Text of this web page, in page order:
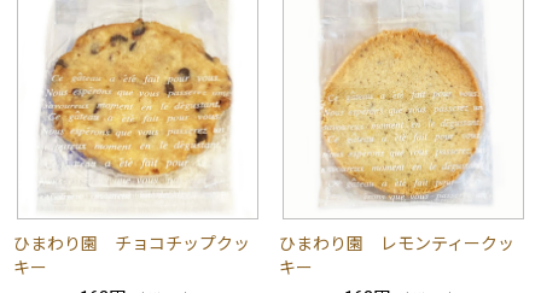
ひまわり園 チョコチップクッ
キー
ひまわり園 レモンティークッ
キー